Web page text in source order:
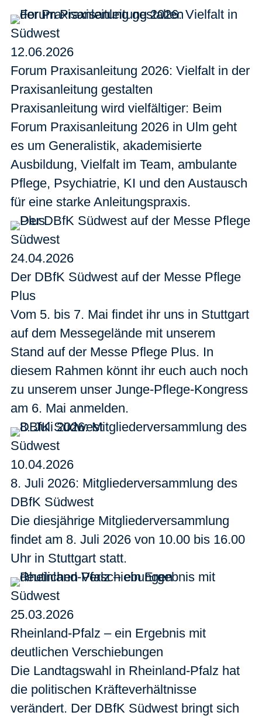
Südwest
12.06.2026
Forum Praxisanleitung 2026: Vielfalt in der
Praxisanleitung gestalten
Praxisanleitung wird vielfältiger: Beim
Forum Praxisanleitung 2026 in Ulm geht
es um Generalistik, akademisierte
Ausbildung, Vielfalt im Team, ambulante
Pflege, Psychiatrie, KI und den Austausch
für eine starke Anleitungspraxis.
Südwest
24.04.2026
Der DBfK Südwest auf der Messe Pflege
Plus
Vom 5. bis 7. Mai findet ihr uns in Stuttgart
auf dem Messegelände mit unserem
Stand auf der Messe Pflege Plus. In
diesem Rahmen könnt ihr euch auch noch
zu unserem unser Junge-Pflege-Kongress
am 6. Mai anmelden.
Südwest
10.04.2026
8. Juli 2026: Mitgliederversammlung des
DBfK Südwest
Die diesjährige Mitgliederversammlung
findet am 8. Juli 2026 von 10.00 bis 16.00
Uhr in Stuttgart statt.
Südwest
25.03.2026
Rheinland-Pfalz – ein Ergebnis mit
deutlichen Verschiebungen
Die Landtagswahl in Rheinland-Pfalz hat
die politischen Kräfteverhältnisse
verändert. Der DBfK Südwest bringt sich